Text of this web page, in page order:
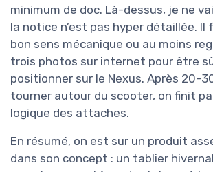
minimum de doc. Là-dessus, je ne
la notice n’est pas hyper détaillée. Il
bon sens mécanique ou au moins
trois photos sur internet pour être
positionner sur le Nexus. Après 20-
tourner autour du scooter, on finit
logique des attaches.
En résumé, on est sur un produit
dans son concept : un tablier